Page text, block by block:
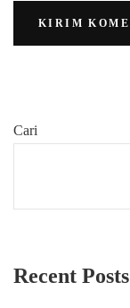
Cari
Recent Posts